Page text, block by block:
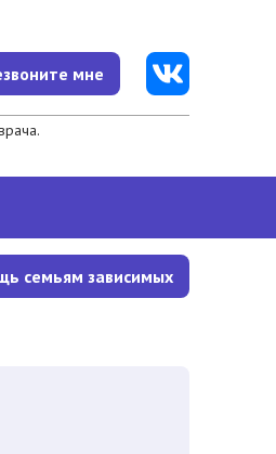
мне
семьям зависимых